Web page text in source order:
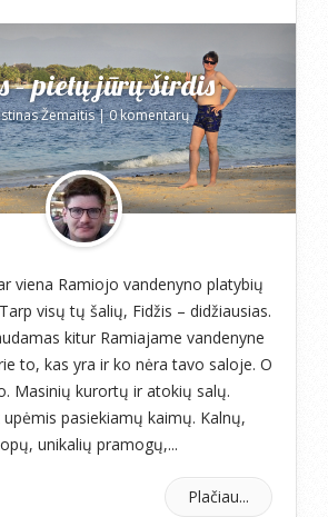
– pietų jūrų širdis
Žemaitis|0 komentarų
viena Ramiojo vandenyno platybių
visų tų šalių, Fidžis – didžiausias.
kitur Ramiajame vandenyne
to, kas yra ir ko nėra tavo saloje. O
Masinių kurortų ir atokių salų.
pasiekiamų kaimų. Kalnų,
unikalių pramogų,...
Plačiau...